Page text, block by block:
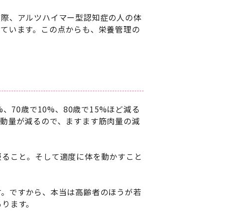
、アルツハイマー型認知症の人の体
います。この点からも、栄養管理の
70歳で10%、80歳で15%ほど減る
量が減るので、ますます筋肉量の減
こと。そして適度に体を動かすこと
ですから、本当は高齢者のほうが若
ます。